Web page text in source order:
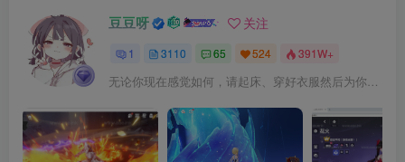
豆豆呀 关注
1 3110 65 524 391W+
无论你现在感觉如何，请起床、穿好衣服然后为你的梦想而奋斗